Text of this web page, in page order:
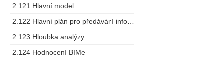
2.121 Hlavní model
2.123 Hloubka analýzy
2.124 Hodnocení BIMe